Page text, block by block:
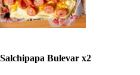
Salchipapa Bulevar x2